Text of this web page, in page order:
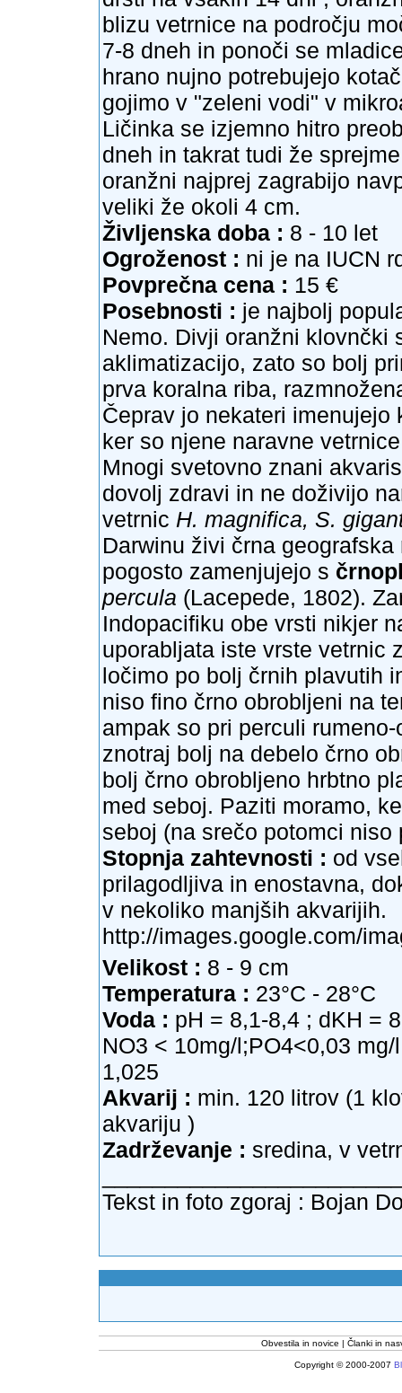
blizu vetrnice na področju
7-8 dneh in ponoči se
hrano nujno potrebujejo
gojimo v "zeleni vodi" v
Ličinka se izjemno hitro
dneh in takrat tudi že
oranžni najprej zagrabijo
veliki že okoli 4 cm.
Življenska doba : 8 - 10 let
Ogroženost : ni je na IUCN
Povprečna cena : 15 €
Posebnosti : je najbolj
Nemo. Divji oranžni klovnčki
aklimatizacijo, zato so bolj
prva koralna riba,
Čeprav jo nekateri
ker so njene naravne
Mnogi svetovno znani
dovolj zdravi in ne doživijo
vetrnic H. magnifica, S.
Darwinu živi črna
pogosto zamenjujejo s
percula (Lacepede, 1802).
Indopacifiku obe vrsti nikjer
uporabljata iste vrste vetrnic
ločimo po bolj črnih plavutih
niso fino črno obrobljeni na
ampak so pri perculi
znotraj bolj na debelo črno
bolj črno obrobljeno hrbtno
med seboj. Paziti moramo,
seboj (na srečo potomci niso
Stopnja zahtevnosti : od
prilagodljiva in enostavna,
v nekoliko manjših akvarijih.
http://images.google.com/
Velikost : 8 - 9 cm
Temperatura : 23°C - 28°C
Voda : pH = 8,1-8,4 ; dKH =
NO3 < 10mg/l;PO4<0,03
1,025
Akvarij : min. 120 litrov (1
akvariju )
Zadrževanje : sredina, v
Tekst in foto zgoraj : Bojan
Obvestila in novice Članki in
Copyright © 2000-2007